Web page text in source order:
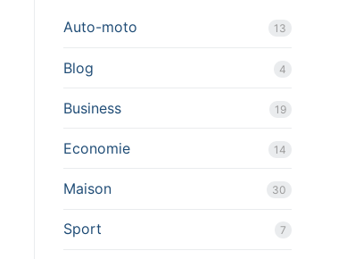
Auto-moto 13
Blog 4
Business 19
Economie 14
Maison 30
Sport 7